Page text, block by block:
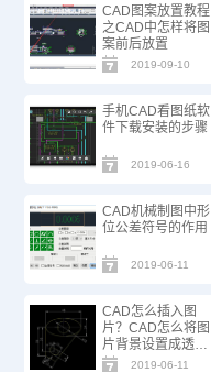
CAD图案放置教程
之CAD中怎样将图
案前后放置
2019-09-10
手机CAD看图纸软
件下载安装的步骤
2019-06-16
CAD机械制图中形
位公差符号的作用
2019-06-11
CAD怎么插入图
片？CAD怎么将图
片背景设置成透明
的？
2019-06-11